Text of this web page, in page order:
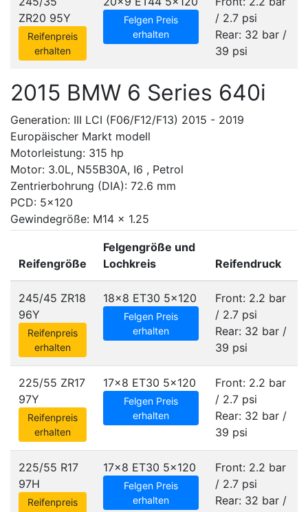
ZR20 95Y
Reifenpreis
erhalten
Felgen Preis
erhalten
/ 2.7 psi
Rear: 32 bar /
39 psi
2015 BMW 6 Series 640i
Generation: III LCI (F06/F12/F13) 2015 - 2019
Europäischer Markt modell
Motorleistung: 315 hp
Motor: 3.0L, N55B30A, I6 , Petrol
Zentrierbohrung (DIA): 72.6 mm
PCD: 5x120
Gewindegröße: M14 x 1.25
Reifengröße
Felgengröße und
Lochkreis
Reifendruck
245/45 ZR18
96Y
Reifenpreis
erhalten
18x8 ET30 5x120
Felgen Preis
erhalten
Front: 2.2 bar
/ 2.7 psi
Rear: 32 bar /
39 psi
225/55 ZR17
97Y
Reifenpreis
erhalten
17x8 ET30 5x120
Felgen Preis
erhalten
Front: 2.2 bar
/ 2.7 psi
Rear: 32 bar /
39 psi
225/55 R17
97H
Reifenpreis
17x8 ET30 5x120
Felgen Preis
erhalten
Front: 2.2 bar
/ 2.7 psi
Rear: 32 bar /